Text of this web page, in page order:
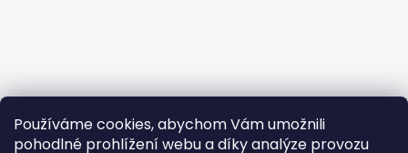
Používáme cookies, abychom Vám umožnili
pohodlné prohlížení webu a díky analýze provozu